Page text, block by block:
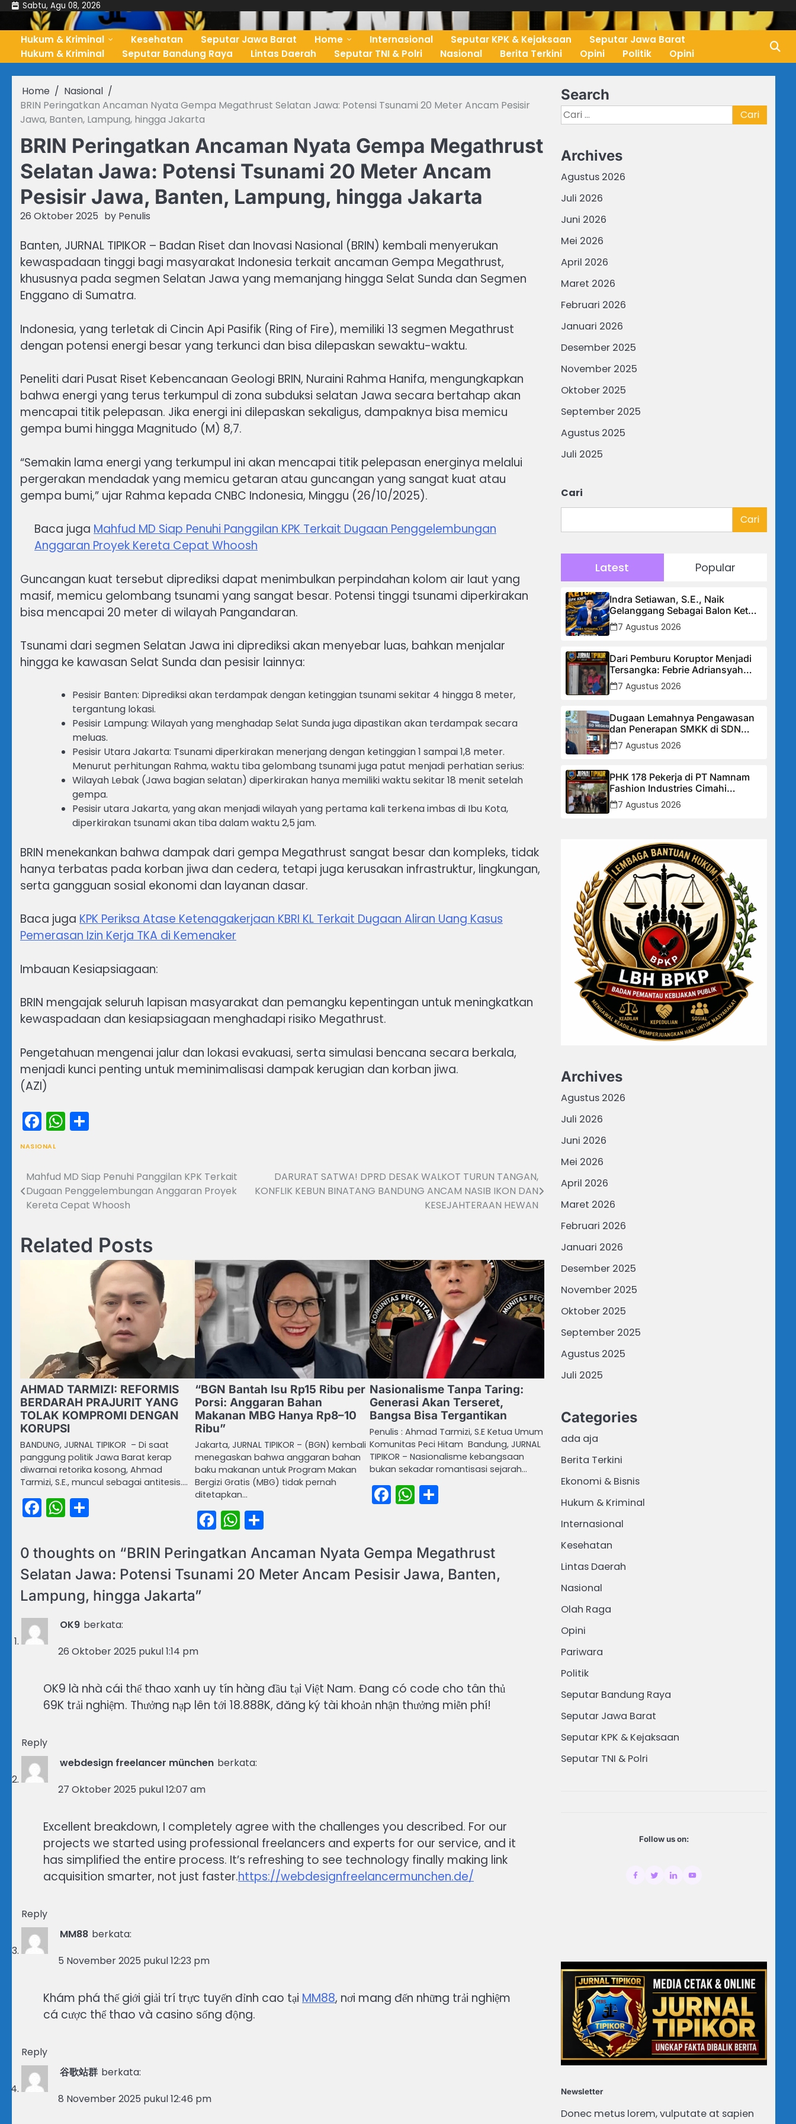
Skip
content
Sabtu, Agu 08, 2026
Hukum & Kriminal Kesehatan Seputar Jawa Barat Home Internasional Seputar KPK & Kejaksaan
Seputar Jawa Barat
Hukum & Kriminal
Seputar Bandung Raya Lintas Daerah Seputar TNI & Polri Nasional Berita Terkini Opini Politik Opini
Home
Nasional
BRIN Peringatkan Ancaman Nyata Gempa Megathrust Selatan Jawa: Potensi Tsunami 20 Meter Ancam Pesisir
Jawa, Banten, Lampung, hingga Jakarta
BRIN Peringatkan Ancaman Nyata Gempa Megathrust
Selatan Jawa: Potensi Tsunami 20 Meter Ancam
Pesisir Jawa, Banten, Lampung, hingga Jakarta
26 Oktober 2025 by Penulis
Banten, JURNAL TIPIKOR – Badan Riset dan Inovasi Nasional (BRIN) kembali menyerukan
kewaspadaan tinggi bagi masyarakat Indonesia terkait ancaman Gempa Megathrust,
khususnya pada segmen Selatan Jawa yang memanjang hingga Selat Sunda dan Segmen
Enggano di Sumatra.
Indonesia, yang terletak di Cincin Api Pasifik (Ring of Fire), memiliki 13 segmen Megathrust
dengan potensi energi besar yang terkunci dan bisa dilepaskan sewaktu-waktu.
Peneliti dari Pusat Riset Kebencanaan Geologi BRIN, Nuraini Rahma Hanifa, mengungkapkan
bahwa energi yang terus terkumpul di zona subduksi selatan Jawa secara bertahap akan
mencapai titik pelepasan. Jika energi ini dilepaskan sekaligus, dampaknya bisa memicu
gempa bumi hingga Magnitudo (M) 8,7.
“Semakin lama energi yang terkumpul ini akan mencapai titik pelepasan energinya melalui
pergerakan mendadak yang memicu getaran atau guncangan yang sangat kuat atau
gempa bumi,” ujar Rahma kepada CNBC Indonesia, Minggu (26/10/2025).
Baca juga Mahfud MD Siap Penuhi Panggilan KPK Terkait Dugaan Penggelembungan
Anggaran Proyek Kereta Cepat Whoosh
Guncangan kuat tersebut diprediksi dapat menimbulkan perpindahan kolom air laut yang
masif, memicu gelombang tsunami yang sangat besar. Potensi tinggi tsunami diperkirakan
bisa mencapai 20 meter di wilayah Pangandaran.
Tsunami dari segmen Selatan Jawa ini diprediksi akan menyebar luas, bahkan menjalar
hingga ke kawasan Selat Sunda dan pesisir lainnya:
Pesisir Banten: Diprediksi akan terdampak dengan ketinggian tsunami sekitar 4 hingga 8 meter,
tergantung lokasi.
Pesisir Lampung: Wilayah yang menghadap Selat Sunda juga dipastikan akan terdampak secara
meluas.
Pesisir Utara Jakarta: Tsunami diperkirakan menerjang dengan ketinggian 1 sampai 1,8 meter.
Menurut perhitungan Rahma, waktu tiba gelombang tsunami juga patut menjadi perhatian serius:
Wilayah Lebak (Jawa bagian selatan) diperkirakan hanya memiliki waktu sekitar 18 menit setelah
gempa.
Pesisir utara Jakarta, yang akan menjadi wilayah yang pertama kali terkena imbas di Ibu Kota,
diperkirakan tsunami akan tiba dalam waktu 2,5 jam.
BRIN menekankan bahwa dampak dari gempa Megathrust sangat besar dan kompleks, tidak
hanya terbatas pada korban jiwa dan cedera, tetapi juga kerusakan infrastruktur, lingkungan,
serta gangguan sosial ekonomi dan layanan dasar.
Baca juga KPK Periksa Atase Ketenagakerjaan KBRI KL Terkait Dugaan Aliran Uang Kasus
Pemerasan Izin Kerja TKA di Kemenaker
Imbauan Kesiapsiagaan:
BRIN mengajak seluruh lapisan masyarakat dan pemangku kepentingan untuk meningkatkan
kewaspadaan dan kesiapsiagaan menghadapi risiko Megathrust.
Pengetahuan mengenai jalur dan lokasi evakuasi, serta simulasi bencana secara berkala,
menjadi kunci penting untuk meminimalisasi dampak kerugian dan korban jiwa.
(AZI)
Facebook
WhatsApp
NASIONAL
Navigasi
pos
Mahfud MD Siap Penuhi Panggilan KPK Terkait
Dugaan Penggelembungan Anggaran Proyek
Kereta Cepat Whoosh
DARURAT SATWA! DPRD DESAK WALKOT TURUN TANGAN,
KONFLIK KEBUN BINATANG BANDUNG ANCAM NASIB IKON DAN
KESEJAHTERAAN HEWAN
Related Posts
AHMAD TARMIZI: REFORMIS
BERDARAH PRAJURIT YANG
TOLAK KOMPROMI DENGAN
KORUPSI
BANDUNG, JURNAL TIPIKOR – Di saat
panggung politik Jawa Barat kerap
diwarnai retorika kosong, Ahmad
Tarmizi, S.E., muncul sebagai antitesis.…
Facebook
WhatsApp
“BGN Bantah Isu Rp15 Ribu per
Porsi: Anggaran Bahan
Makanan MBG Hanya Rp8–10
Ribu”
Jakarta, JURNAL TIPIKOR – (BGN) kembali
menegaskan bahwa anggaran bahan
baku makanan untuk Program Makan
Bergizi Gratis (MBG) tidak pernah
ditetapkan…
Facebook
WhatsApp
Share
Nasionalisme Tanpa Taring:
Generasi Akan Terseret,
Bangsa Bisa Tergantikan
Penulis : Ahmad Tarmizi, S.E Ketua Umum
Komunitas Peci Hitam Bandung, JURNAL
TIPIKOR – Nasionalisme kebangsaan
bukan sekadar romantisasi sejarah…
Facebook
WhatsApp
Share
0 thoughts on “BRIN Peringatkan Ancaman Nyata Gempa Megathrust
Selatan Jawa: Potensi Tsunami 20 Meter Ancam Pesisir Jawa, Banten,
Lampung, hingga Jakarta”
OK9 berkata:
26 Oktober 2025 pukul 1:14 pm
OK9 là nhà cái thể thao xanh uy tín hàng đầu tại Việt Nam. Đang có code cho tân thủ
69K trải nghiệm. Thưởng nạp lên tới 18.888K, đăng ký tài khoản nhận thưởng miễn phí!
Reply
webdesign freelancer münchen berkata:
27 Oktober 2025 pukul 12:07 am
Excellent breakdown, I completely agree with the challenges you described. For our
projects we started using professional freelancers and experts for our service, and it
has simplified the entire process. It’s refreshing to see technology finally making link
acquisition smarter, not just faster.https://webdesignfreelancermunchen.de/
Reply
MM88 berkata:
5 November 2025 pukul 12:23 pm
Khám phá thế giới giải trí trực tuyến đỉnh cao tại MM88, nơi mang đến những trải nghiệm
cá cược thể thao và casino sống động.
Reply
谷歌站群 berkata:
8 November 2025 pukul 12:46 pm
Search
Cari
untuk:
Archives
Agustus 2026
Juli 2026
Juni 2026
Mei 2026
April 2026
Maret 2026
Februari 2026
Januari 2026
Desember 2025
November 2025
Oktober 2025
September 2025
Agustus 2025
Juli 2025
Cari
Cari
Latest Popular
Indra Setiawan, S.E., Naik
Gelanggang Sebagai Balon Ketua
DPK KNPI Kecamatan Ciambar
7 Agustus 2026
Dari Pemburu Koruptor Menjadi
Tersangka: Febrie Adriansyah
Tiba di Kejagung Berborgol, Bawa
Map Biru dan Senyum Penuh
7 Agustus 2026
Dugaan Lemahnya Pengawasan
dan Penerapan SMKK di SDN
Manggis, Ketua Komisi IV “Kami
Tidak Akan Segan Menindak”
7 Agustus 2026
PHK 178 Pekerja di PT Namnam
Fashion Industries Cimahi
Dipertanyakan: Perusahaan Klaim
Rugi, Laporan Keuangan Justru
7 Agustus 2026
Archives
Agustus 2026
Juli 2026
Juni 2026
Mei 2026
April 2026
Maret 2026
Februari 2026
Januari 2026
Desember 2025
November 2025
Oktober 2025
September 2025
Agustus 2025
Juli 2025
Categories
ada aja
Berita Terkini
Ekonomi & Bisnis
Hukum & Kriminal
Internasional
Kesehatan
Lintas Daerah
Nasional
Olah Raga
Opini
Pariwara
Politik
Seputar Bandung Raya
Seputar Jawa Barat
Seputar KPK & Kejaksaan
Seputar TNI & Polri
Follow us on:
Newsletter
Donec metus lorem, vulputate at sapien